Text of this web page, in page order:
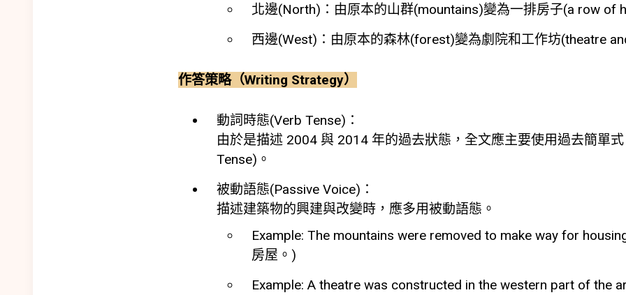
北邊(North)：由原本的山群(mountains)變為一排房子(a row of
西邊(West)：由原本的森林(forest)變為劇院和工作坊(theatre
作答策略（Writing Strategy）
動詞時態(Verb Tense)：
由於是描述 2004 與 2014 年的過去狀態，全文應主要使用過去簡單
Tense)。
被動語態(Passive Voice)：
描述建築物的興建與改變時，應多用被動語態。
Example: The mountains were removed to make way for
房屋。)
Example: A theatre was constructed in the western part of the